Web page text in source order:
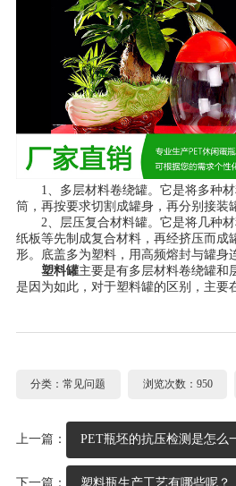
1、多层材料卷绕罐。它是将多种材
筒，再按要求切割成罐身，再分别接装
2、层压复合材料罐。它是将几种材
纸板等先制成复合材料，再经挤压而成
形。底盖多为塑料，用高频熔封与罐身
塑料罐主要是有多层材料卷绕罐和
是因为如此，对于塑料罐的区别，主要
分类：常见问题 浏览次数：950
上一篇： PET瓶坯的抗压检测是怎么
下一篇： 塑料瓶生产工艺有哪些呢？